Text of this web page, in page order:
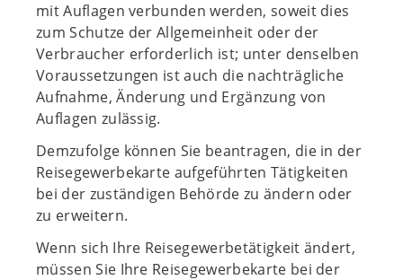
mit Auflagen verbunden werden, soweit dies
zum Schutze der Allgemeinheit oder der
Verbraucher erforderlich ist; unter denselben
Voraussetzungen ist auch die nachträgliche
Aufnahme, Änderung und Ergänzung von
Auflagen zulässig.
Demzufolge können Sie beantragen, die in der
Reisegewerbekarte aufgeführten Tätigkeiten
bei der zuständigen Behörde zu ändern oder
zu erweitern.
Wenn sich Ihre Reisegewerbetätigkeit ändert,
müssen Sie Ihre Reisegewerbekarte bei der